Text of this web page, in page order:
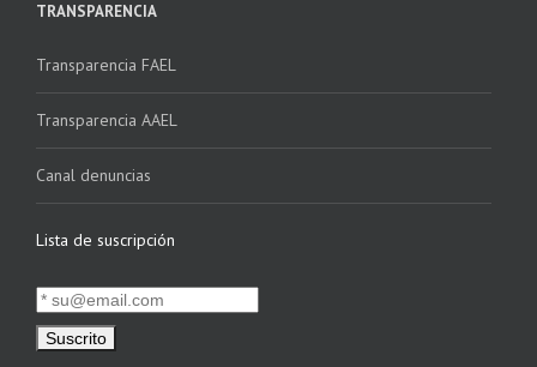
TRANSPARENCIA
Transparencia FAEL
Transparencia AAEL
Canal denuncias
Lista de suscripción